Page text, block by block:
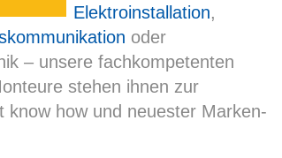
Elektroinstallation,
oder
– unsere fachkompetenten
stehen ihnen zur
know how und neuester Marken-